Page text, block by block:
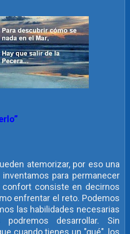
atemorizar, por eso una
para permanecer
consiste en decirnos
enfrentar el reto. Podemos
las habilidades necesarias
desarrollar. Sin
cuando tienes un "qué", los